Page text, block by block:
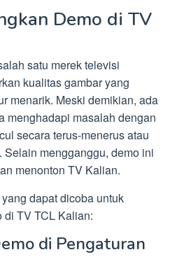
Demo di TV
satu merek televisi
kualitas gambar yang
menarik. Meski demikian, ada
menghadapi masalah dengan
secara terus-menerus atau
mengganggu, demo ini
menonton TV Kalian.
dapat dicoba untuk
di TV TCL Kalian:
di Pengaturan